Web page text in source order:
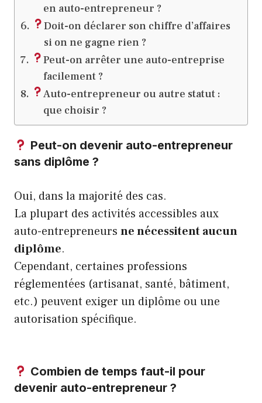
en auto-entrepreneur ?
Doit-on déclarer son chiffre d’affaires
si on ne gagne rien ?
Peut-on arrêter une auto-entreprise
facilement ?
Auto-entrepreneur ou autre statut :
que choisir ?
Peut-on devenir auto-entrepreneur
sans diplôme ?
Oui, dans la majorité des cas.
La plupart des activités accessibles aux
auto-entrepreneurs ne nécessitent aucun
diplôme.
Cependant, certaines professions
réglementées (artisanat, santé, bâtiment,
etc.) peuvent exiger un diplôme ou une
autorisation spécifique.
Combien de temps faut-il pour
devenir auto-entrepreneur ?